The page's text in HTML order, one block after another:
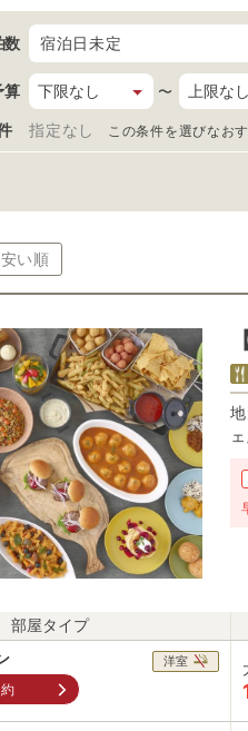
数 宿泊日未定
算 〜
指定なし この条件を選びなおす
い順
部屋タイプ
洋室